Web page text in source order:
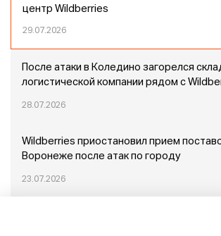
центр Wildberries
29.07.2026
После атаки в Коледино загорелся
логистической компании рядом с
28.07.2026
Wildberries приостановил прием
Воронеже после атак по городу
23.07.2026